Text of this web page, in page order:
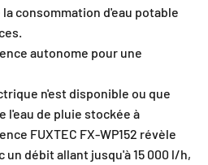
consommation d'eau potable
autonome pour une
n'est disponible ou que
l'eau de pluie stockée à
FUXTEC FX-WP152 révèle
un débit allant jusqu'à 15 000 l/h,